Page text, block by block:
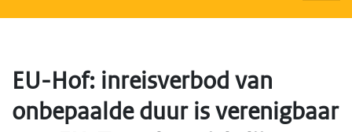
EU-Hof: inreisverbod van
onbepaalde duur is verenigbaar